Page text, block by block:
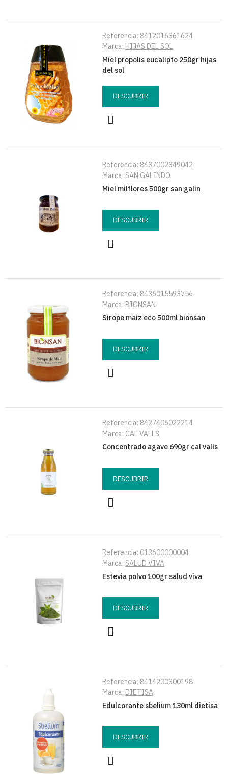
Referencia: 8412016361624
Marca: HIJAS DEL SOL
Miel propolis eucalipto 250gr hijas
del sol
DESCUBRIR
Referencia: 8437002349042
Marca: SAN GALINDO
Miel milflores 500gr san galin
DESCUBRIR
Referencia: 8436015593756
Marca: BIONSAN
Sirope maiz eco 500ml bionsan
DESCUBRIR
Referencia: 8427406022214
Marca: CAL VALLS
Concentrado agave 690gr cal valls
DESCUBRIR
Referencia: 013600000004
Marca: SALUD VIVA
Estevia polvo 100gr salud viva
DESCUBRIR
Referencia: 8414200300198
Marca: DIETISA
Edulcorante sbelium 130ml dietisa
DESCUBRIR